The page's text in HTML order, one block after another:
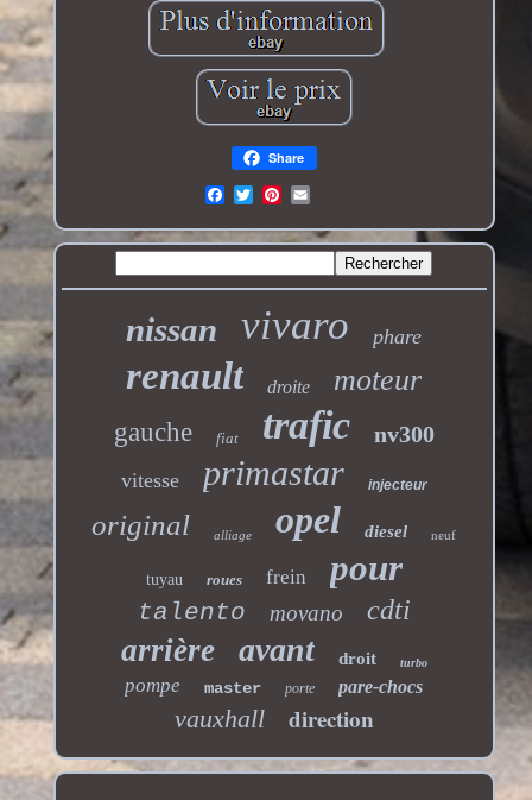
Share
nissan vivaro phare
renault droite moteur
gauche fiat trafic nv300
vitesse primastar injecteur
original alliage opel diesel neuf
tuyau roues frein pour
talento movano cdti
arrière avant droit turbo
pompe master porte pare-chocs
vauxhall direction